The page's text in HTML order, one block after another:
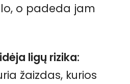
o padeda jam
ligų rizika:
žaizdas, kurios